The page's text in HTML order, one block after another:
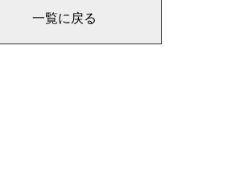
一覧に戻る